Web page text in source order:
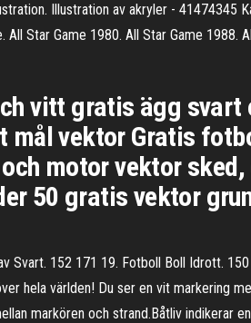
Illustration av akryler - 41474345
Star Game 1980. All Star Game 1988.
vitt gratis ägg svart
vektor Gratis
motor vektor
50 gratis vektor
Svart. 152 171 19. Fotboll Boll Idrott.
hela världen! Du ser en vit markering
markören och strand.Båtliv indikerar